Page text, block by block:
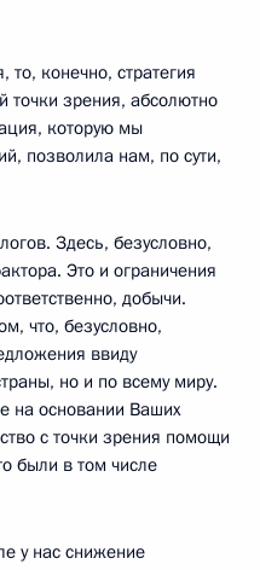
то, конечно, стратегия
зрения, абсолютно
которую мы
позволила нам, по сути,
Здесь, безусловно,
Это и ограничения
добычи.
что, безусловно,
ввиду
но и по всему миру.
на основании Ваших
с точки зрения помощи
были в том числе
у нас снижение